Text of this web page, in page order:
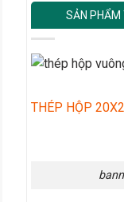
SẢN PHẨM
THÉP HỘP